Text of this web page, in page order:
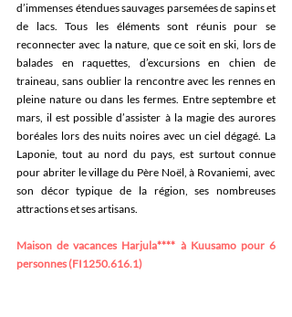
d’immenses étendues sauvages parsemées de sapins et
de lacs. Tous les éléments sont réunis pour se
reconnecter avec la nature, que ce soit en ski, lors de
balades en raquettes, d’excursions en chien de
traineau, sans oublier la rencontre avec les rennes en
pleine nature ou dans les fermes. Entre septembre et
mars, il est possible d’assister à la magie des aurores
boréales lors des nuits noires avec un ciel dégagé. La
Laponie, tout au nord du pays, est surtout connue
pour abriter le village du Père Noël, à Rovaniemi, avec
son décor typique de la région, ses nombreuses
attractions et ses artisans.
Maison de vacances Harjula**** à Kuusamo pour 6
personnes (FI1250.616.1)